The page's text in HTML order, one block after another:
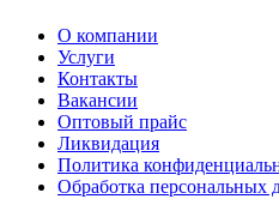
О компании
Услуги
Контакты
Вакансии
Оптовый прайс
Ликвидация
Политика
Обработка персональных